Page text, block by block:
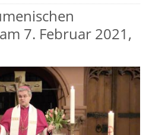
7. Februar 2021,